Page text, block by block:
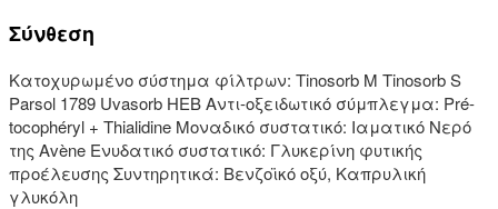
Σύνθεση
Κατοχυρωμένο σύστημα φίλτρων: Tinosorb M Tinosorb S
Parsol 1789 Uvasorb HEB Αντι-οξειδωτικό σύμπλεγμα: Pré-
tocophéryl + Thialidine Μοναδικό συστατικό: Ιαματικό Νερό
της Avène Ενυδατικό συστατικό: Γλυκερίνη φυτικής
προέλευσης Συντηρητικά: Βενζοϊκό οξύ, Καπρυλική
γλυκόλη